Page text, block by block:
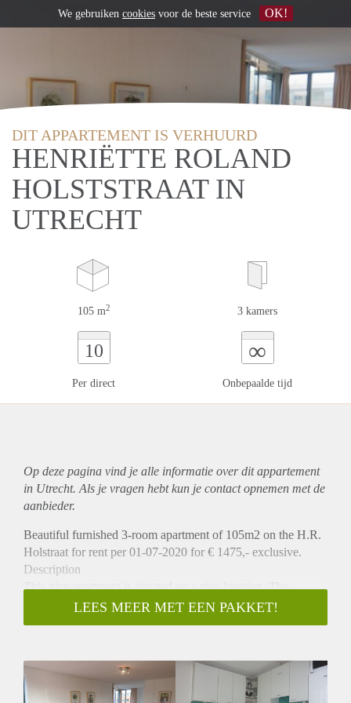
DIT APPARTEMENT IS VERHUURD
HENRIËTTE ROLAND
HOLSTSTRAAT IN
UTRECHT
105 m2 3 kamers
10
Per direct
∞
Onbepaalde tijd
Op deze pagina vind je alle informatie over ditappartement
in Utrecht. Als je vragen hebt kun je contact opnemen met de
aanbieder.
Beautiful furnished 3-room apartment of 105m2 on the H.R.
Holstraat for rent per 01-07-2020 for € 1475,- exclusive.
Description
This nice apartment is situated on a nice location. The
apartment is located on the fourth floor with 2 spacious
balconies and a fantastic view to the Dom. The whole
have an half open kitchen with oven/microwave, induction
stove, dishwasher and a fridge. The house has two separate
LEES MEER MET EEN PAKKET!
We gebruiken cookies voor de beste service OK!